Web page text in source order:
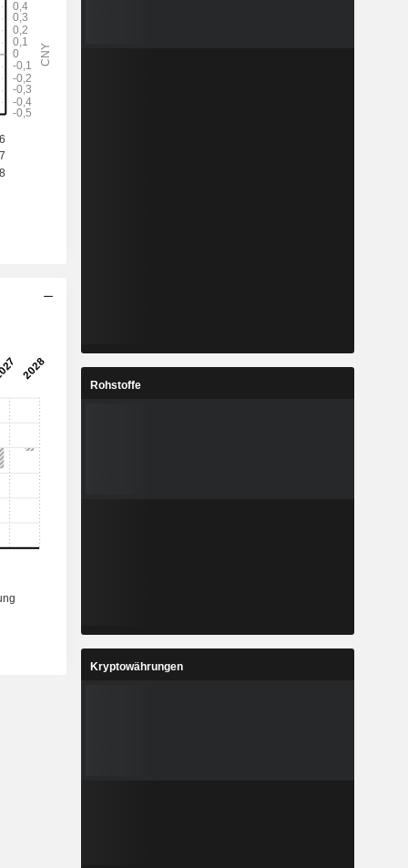
Rohstoffe
Kryptowährungen